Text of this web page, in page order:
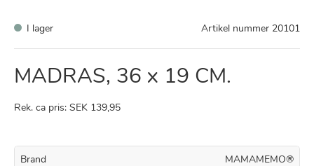
I lager Artikel nummer 20101
MADRAS, 36 x 19 CM.
Rek. ca pris: SEK 139,95
Brand MAMAMEMO®